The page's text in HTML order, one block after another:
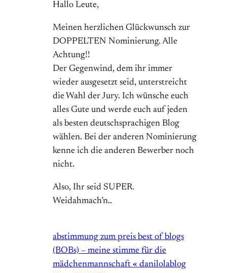
Hallo Leute,
Meinen herzlichen Glückwunsch zur
DOPPELTEN Nominierung. Alle
Achtung!!
Der Gegenwind, dem ihr immer
wieder ausgesetzt seid, unterstreicht
die Wahl der Jury. Ich wünsche euch
alles Gute und werde euch auf jeden
als besten deutschsprachigen Blog
wählen. Bei der anderen Nominierung
kenne ich die anderen Bewerber noch
nicht.
Also, Ihr seid SUPER.
Weidahmach’n..
abstimmung zum preis best of blogs
(BOBs) – meine stimme für die
mädchenmannschaft « danilolablog